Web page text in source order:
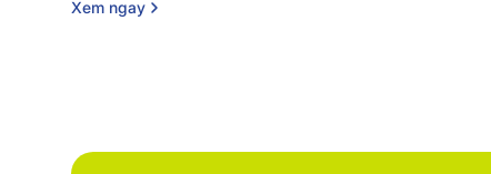
Xem ngay